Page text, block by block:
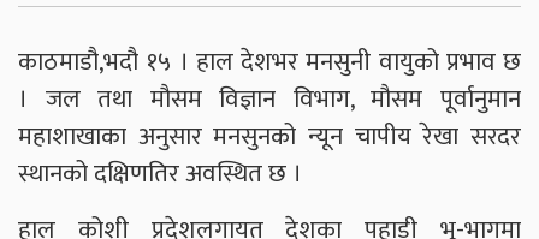
काठमाडौ,भदौ १५ । हाल देशभर मनसुनी वायुको प्रभाव छ
। जल तथा मौसम विज्ञान विभाग, मौसम पूर्वानुमान
महाशाखाका अनुसार मनसुनको न्यून चापीय रेखा सरदर
स्थानको दक्षिणतिर अवस्थित छ ।
हाल कोशी प्रदेशलगायत देशका पहाडी भू-भागमा